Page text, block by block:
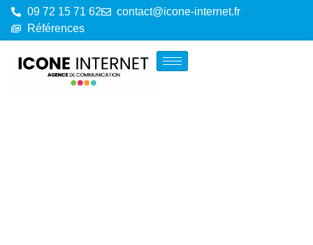
09 72 15 71 62
contact@icone-internet.fr
Références